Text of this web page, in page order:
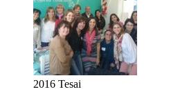
2016 Tesai